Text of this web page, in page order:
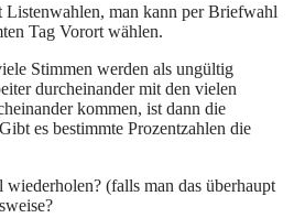
man kann per Briefwahl
Tag Vorort wählen.
Stimmen werden als ungültig
durcheinander mit den vielen
kommen, ist dann die
es bestimmte Prozentzahlen die
(falls man das überhaupt